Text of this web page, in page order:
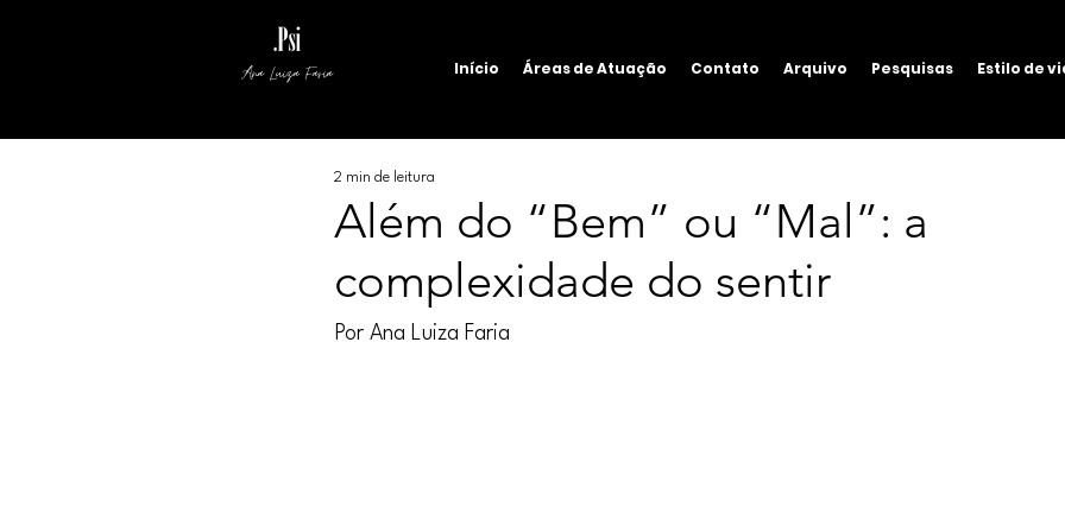
Ana Luiza Faria Início Áreas de Atuação Contato Arquivo Pesquisas Estilo de
Além do “Bem” ou “Mal”: a
complexidade do sentir
2 min de leitura
Por Ana Luiza Faria